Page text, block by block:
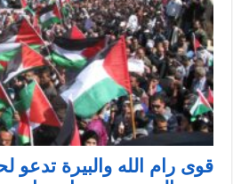
قوى رام الله والبيرة